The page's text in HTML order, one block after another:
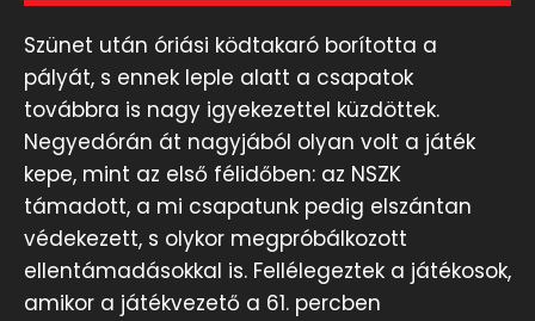
Szünet után óriási ködtakaró borította a
pályát, s ennek leple alatt a csapatok
továbbra is nagy igyekezettel küzdöttek.
Negyedórán át nagyjából olyan volt a játék
kepe, mint az első félidőben: az NSZK
támadott, a mi csapatunk pedig elszántan
védekezett, s olykor megpróbálkozott
ellentámadásokkal is. Fellélegeztek a játékosok,
amikor a játékvezető a 61. percben